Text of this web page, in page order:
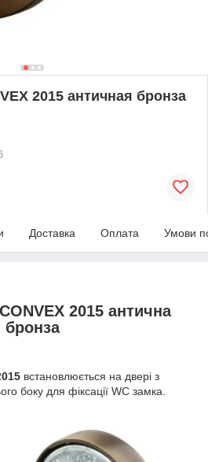
2015 античная бронза
Доставка Оплата Умови
2015 антична
бронза
встановлюється на двері з
боку для фіксації WC замка.